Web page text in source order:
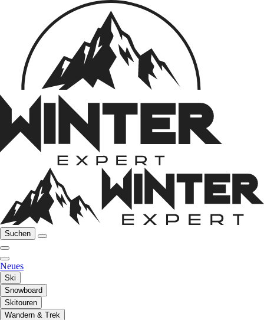
Suchen
Neues
Ski
Snowboard
Skitouren
Wandern & Trek